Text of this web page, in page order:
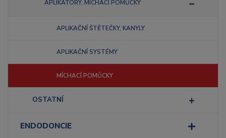
APLIKÁTORY, MÍCHACÍ POMŮCKY
APLIKAČNÍ ŠTĚTEČKY, KANYLY
APLIKAČNÍ SYSTÉMY
MÍCHACÍ POMŮCKY
OSTATNÍ
ENDODONCIE